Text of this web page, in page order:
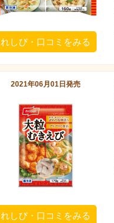
れしぴ・口コミをみる
2021年06月01日発売
れしぴ・口コミをみる